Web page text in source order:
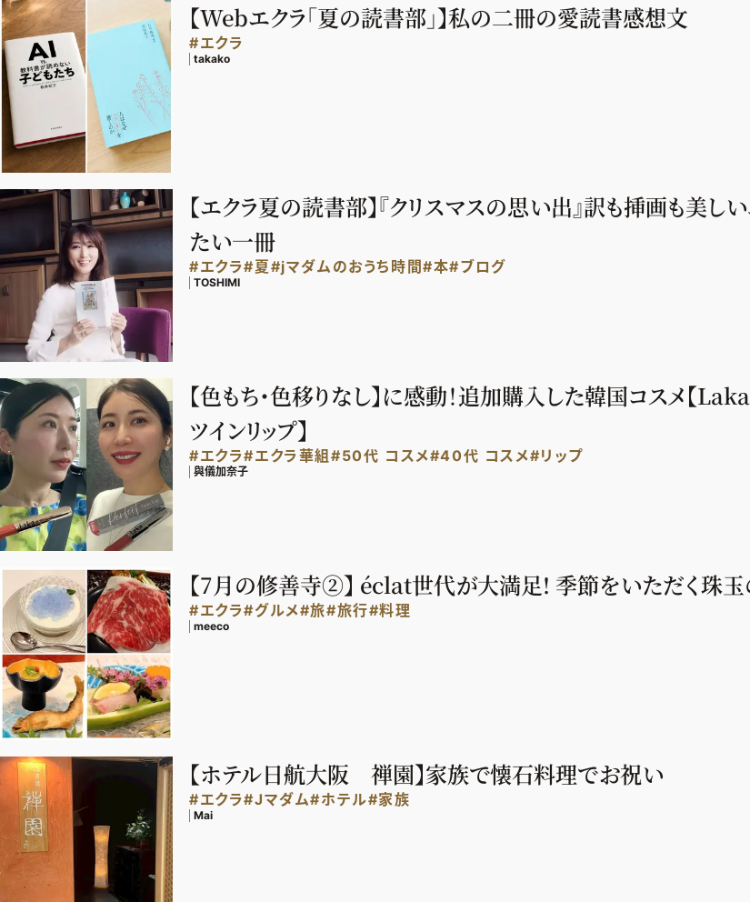
【Webエクラ「夏の読書部」】私の二冊の愛読書感想文
#エクラ
takako
【エクラ夏の読書部】『クリスマスの思い出』訳も挿画も美し
たい一冊
#エクラ#夏#jマダムのおうち時間#本#ブログ
TOSHIMI
【色もち・色移りなし】に感動！追加購入した韓国コスメ【
ツインリップ】
#エクラ#エクラ華組#50代 コスメ#40代 コスメ#リップ
與儀加奈子
【7月の修善寺②】 éclat世代が大満足! 季節をいただく珠
#エクラ#グルメ#旅#旅行#料理
meeco
【ホテル日航大阪 禅園】家族で懐石料理でお祝い
#エクラ#Jマダム#ホテル#家族
Mai